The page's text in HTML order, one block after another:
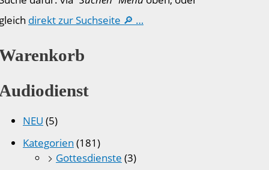
gleich direkt zur Suchseite 🔎 …
Audiodienst
NEU (5)
Kategorien (181)
Gottesdienste (3)